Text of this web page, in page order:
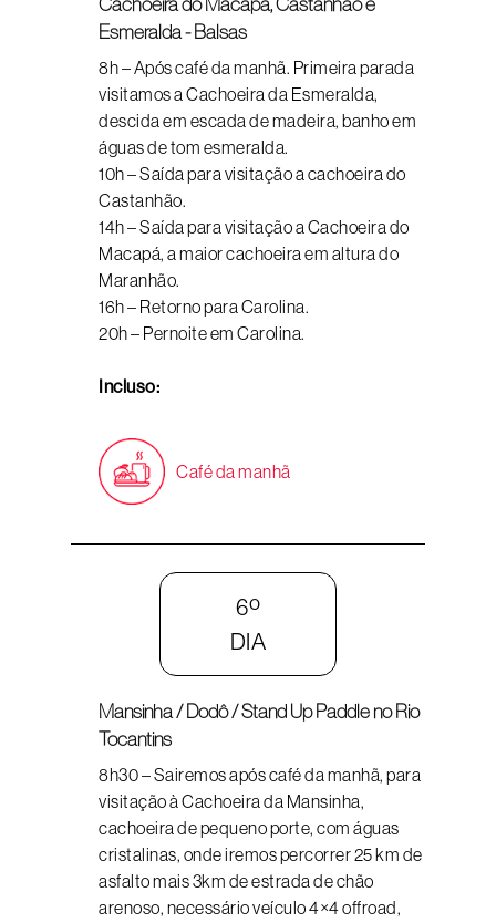
Cachoeira do Macapá, Castanhão e
Esmeralda - Balsas
8h – Após café da manhã. Primeira parada
visitamos a Cachoeira da Esmeralda,
descida em escada de madeira, banho em
águas de tom esmeralda.
10h – Saída para visitação a cachoeira do
Castanhão.
14h – Saída para visitação a Cachoeira do
Macapá, a maior cachoeira em altura do
Maranhão.
16h – Retorno para Carolina.
20h – Pernoite em Carolina.
Incluso:
Café da manhã
6º
DIA
Mansinha / Dodô / Stand Up Paddle no Rio
Tocantins
8h30 – Sairemos após café da manhã, para
visitação à Cachoeira da Mansinha,
cachoeira de pequeno porte, com águas
cristalinas, onde iremos percorrer 25 km de
asfalto mais 3km de estrada de chão
arenoso, necessário veículo 4×4 offroad,